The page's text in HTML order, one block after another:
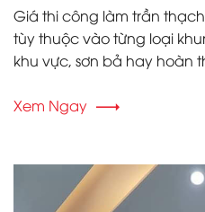
Giá thi công làm trần
tùy thuộc vào từng loại
khu vực, sơn bả hay hoàn
Xem Ngay